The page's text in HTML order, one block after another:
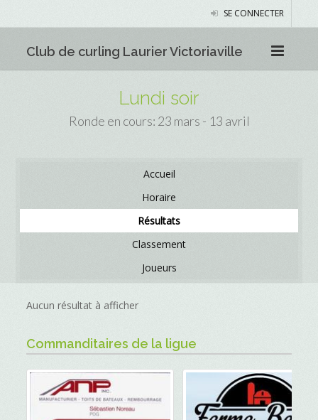
SE CONNECTER
Club de curling Laurier Victoriaville
Lundi soir
Ronde en cours: 23 mars - 13 avril
Accueil
Horaire
Résultats
Classement
Joueurs
Aucun résultat à afficher
Commanditaires de la ligue